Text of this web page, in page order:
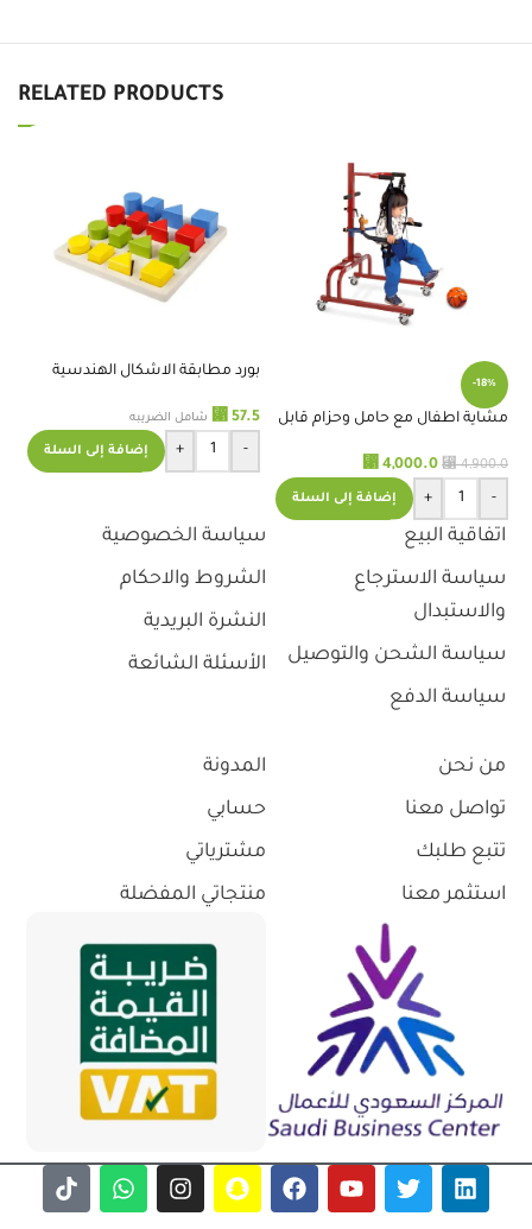
RELATED PRODUCTS
-18%
مشاية اطفال مع حامل وحزام قابل
⃁4,900.0
⃁ 4,000.0
-
+ إضافة إلى السلة
بورد مطابقة الاشكال الهندسية
⃁ 57.5 شامل الضريبه
-
+ إضافة إلى السلة
اتفاقية البيع
سياسة الاسترجاع
والاستبدال
سياسة الشحن والتوصيل
سياسة الدفع
سياسة الخصوصية
الشروط والاحكام
النشرة البريدية
الأسئلة الشائعة
من نحن
تواصل معنا
تتبع طلبك
استثمر معنا
المدونة
حسابي
مشترياتي
منتجاتي المفضلة